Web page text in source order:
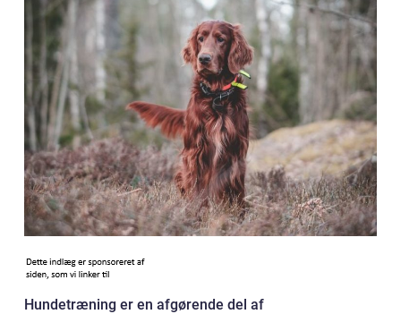
Hundetræning er en afgørende del af